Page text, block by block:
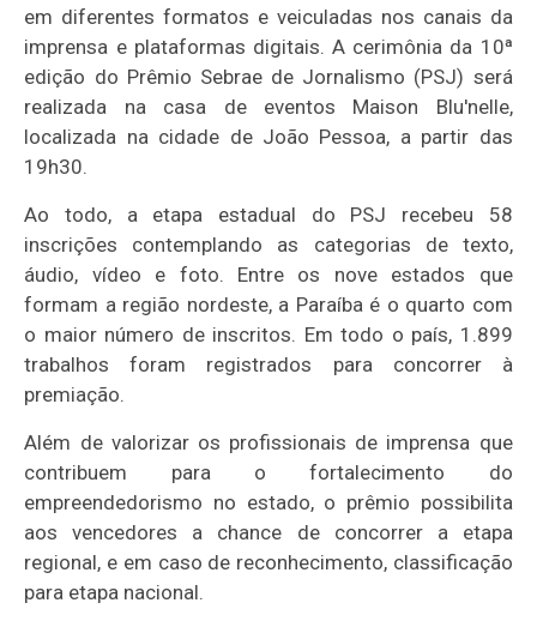
em diferentes formatos e veiculadas nos canais da
imprensa e plataformas digitais. A cerimônia da 10ª
edição do Prêmio Sebrae de Jornalismo (PSJ) será
realizada na casa de eventos Maison Blu'nelle,
localizada na cidade de João Pessoa, a partir das
19h30.
Ao todo, a etapa estadual do PSJ recebeu 58
inscrições contemplando as categorias de texto,
áudio, vídeo e foto. Entre os nove estados que
formam a região nordeste, a Paraíba é o quarto com
o maior número de inscritos. Em todo o país, 1.899
trabalhos foram registrados para concorrer à
premiação.
Além de valorizar os profissionais de imprensa que
contribuem para o fortalecimento do
empreendedorismo no estado, o prêmio possibilita
aos vencedores a chance de concorrer a etapa
regional, e em caso de reconhecimento, classificação
para etapa nacional.